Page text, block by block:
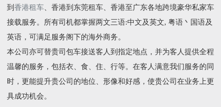
到 香港租车、香港到东莞租车、香港至广东各地跨境豪华私家车
接载服务。所有司机都掌握两文三语:中文及英文, 粤语丶国语及
英语，可满足服务阁下的海外商务。
本公司亦可替贵司包车接送客人到指定地点，并为客人提供全程
温馨的服务，包括衣、食、住、行等。在客人满意我们服务的同
时，更能提升贵公司的地位、形像和好感，使贵公司在业务上更
具成功机会。